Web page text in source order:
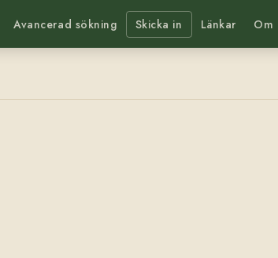
Avancerad sökning Skicka in Länkar Om